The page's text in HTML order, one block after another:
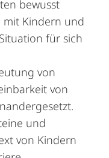
bewusst
mit Kindern und
für sich
von
von
und
von Kindern